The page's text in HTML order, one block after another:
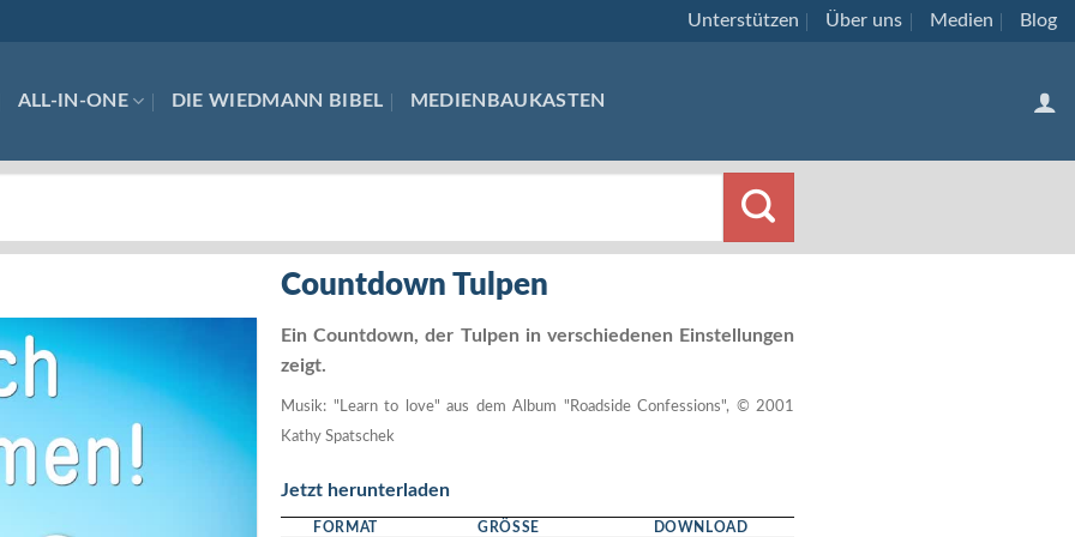
Unterstützen Über uns Medien Blog
ALL-IN-ONE DIE WIEDMANN BIBEL MEDIENBAUKASTEN
Countdown Tulpen
Ein Countdown, der Tulpen in verschiedenen Einstellungen
zeigt.
Musik: "Learn to love" aus dem Album "Roadside Confessions", © 2001
Kathy Spatschek
Jetzt herunterladen
FORMAT GRÖSSE DOWNLOAD